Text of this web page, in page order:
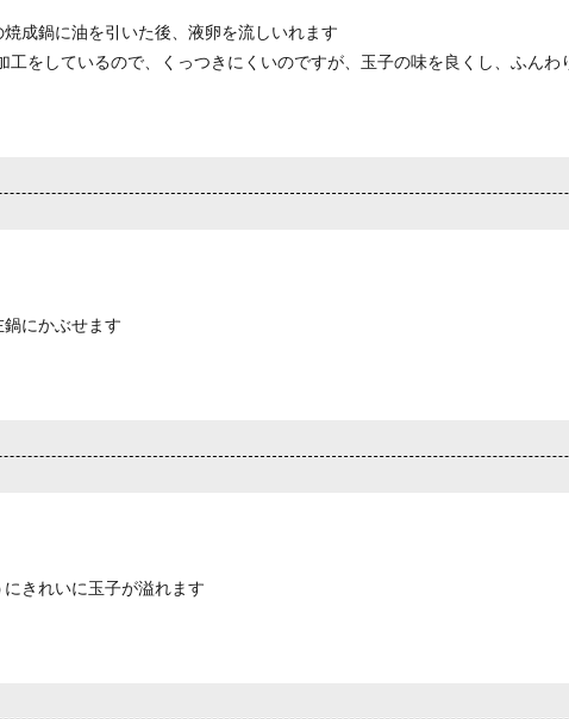
焼成鍋に油を引いた後、液卵を流しいれます
工をしているので、くっつきにくいのですが、玉子の味を良くし、ふん
にかぶせます
きれいに玉子が溢れます